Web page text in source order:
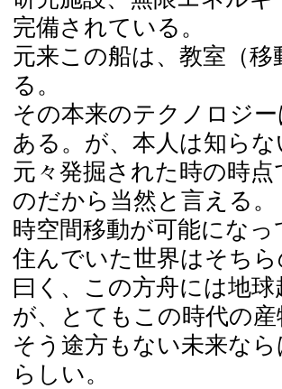
完備されている。
元来この船は、教室（
る。
その本来のテクノロジ
ある。が、本人は知らな
元々発掘された時の時
のだから当然と言える。
時空間移動が可能にな
住んでいた世界はそち
曰く、この方舟には地
が、とてもこの時代の
そう途方もない未来な
らしい。